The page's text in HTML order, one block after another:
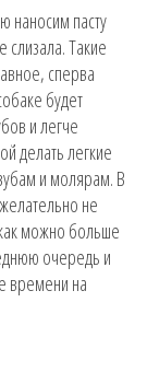
наносим пасту
Такие
сперва
будет
и легче
делать легкие
и молярам. В
не
можно больше
очередь и
времени на